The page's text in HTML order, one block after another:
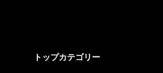
トップカテゴリー